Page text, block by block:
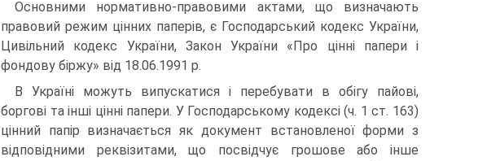
Основними нормативно-правовими актами, що визначають
правовий режим цінних паперів, є Господарський кодекс України,
Цивільний кодекс України, Закон України «Про цінні папери і
фондову біржу» від 18.06.1991 р.
В Україні можуть випускатися і перебувати в обігу пайові,
боргові та інші цінні папери. У Господарському кодексі (ч. 1 ст. 163)
цінний папір визначається як документ встановленої форми з
відповідними реквізитами, що посвідчує грошове або інше